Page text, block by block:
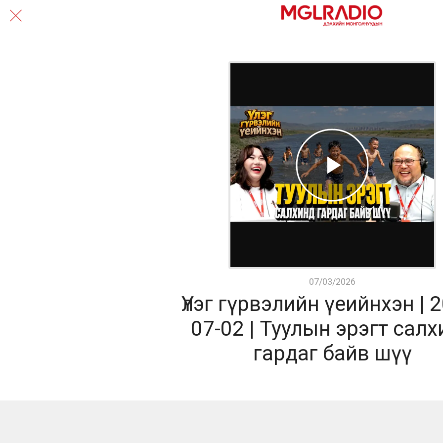
07/03/2026
Үлэг гүрвэлийн үеийнхэн |
07-02 | Туулын эрэгт
гардаг байв шүү